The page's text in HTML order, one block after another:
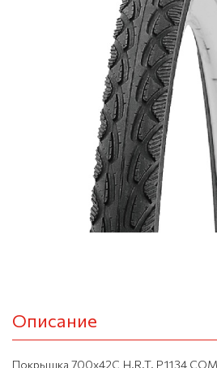
Описание
Покрышка 700х42C H.R.T. P1134